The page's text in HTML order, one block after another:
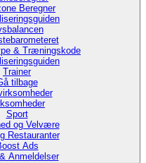
Beregner
& Træningskode
Trainer
tilbage
Sport
og Velvære
Restauranter
Ads
Anmeldelser